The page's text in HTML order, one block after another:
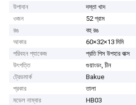
উপাদান
দস্তা খাদ
ওজন
52 গ্রাম
রঙ
বহু রঙ
আকার
60×32×13 মিমি
পরিবহন প্যাকেজ
প্রতি পিস উপহার বাক্স
উৎপত্তি
গুয়াংডং, চীন
ট্রেডমার্ক
Bakue
প্রকার
তালা
মডেল নাম্বার
HB03